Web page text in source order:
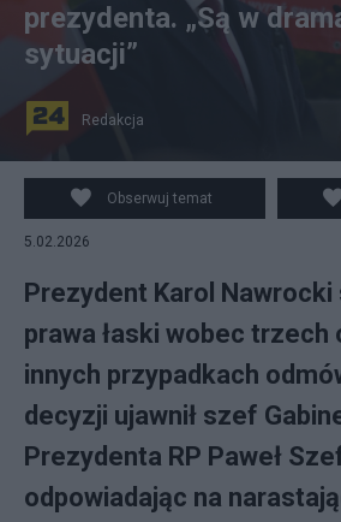
na zdjęciu: prezydent Karol
BY-SA 4.0
prezydenta. „Są w
sytuacji”
Redakcja
Obserwuj temat
5.02.2026
Prezydent Karol Nawrocki
prawa łaski wobec trzech
innych przypadkach
decyzji ujawnił szef
Prezydenta RP Paweł
odpowiadając na